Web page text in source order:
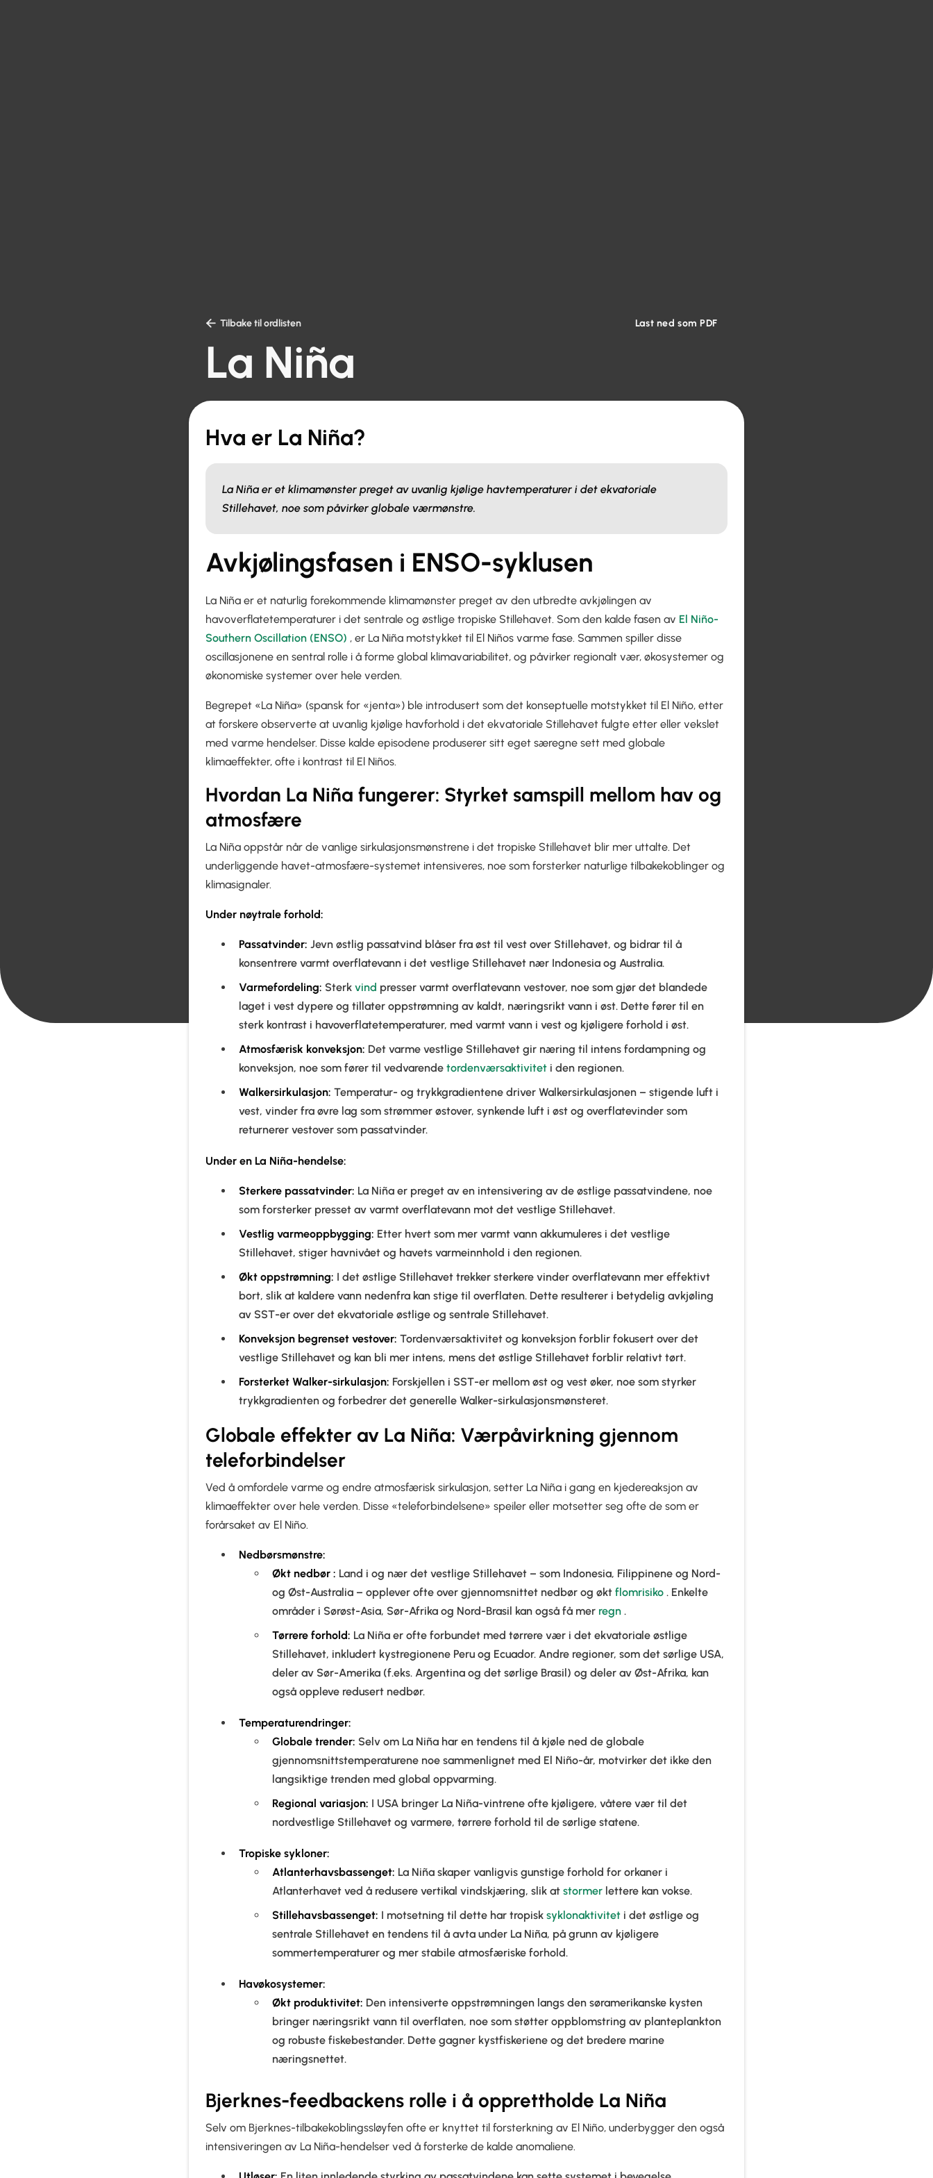
 Tilbake til ordlisten Last ned som PDF
La Niña
Hva er La Niña?
La Niña er et klimamønster preget av uvanlig kjølige havtemperaturer i det ekvatoriale
Stillehavet, noe som påvirker globale værmønstre.
Avkjølingsfasen i ENSO-syklusen
La Niña er et naturlig forekommende klimamønster preget av den utbredte avkjølingen av
havoverflatetemperaturer i det sentrale og østlige tropiske Stillehavet. Som den kalde fasen av El Niño-
Southern Oscillation (ENSO) , er La Niña motstykket til El Niños varme fase. Sammen spiller disse
oscillasjonene en sentral rolle i å forme global klimavariabilitet, og påvirker regionalt vær, økosystemer og
økonomiske systemer over hele verden.
Begrepet «La Niña» (spansk for «jenta») ble introdusert som det konseptuelle motstykket til El Niño, etter
at forskere observerte at uvanlig kjølige havforhold i det ekvatoriale Stillehavet fulgte etter eller vekslet
med varme hendelser. Disse kalde episodene produserer sitt eget særegne sett med globale
klimaeffekter, ofte i kontrast til El Niños.
Hvordan La Niña fungerer: Styrket samspill mellom hav og
atmosfære
La Niña oppstår når de vanlige sirkulasjonsmønstrene i det tropiske Stillehavet blir mer uttalte. Det
underliggende havet-atmosfære-systemet intensiveres, noe som forsterker naturlige tilbakekoblinger og
klimasignaler.
Under nøytrale forhold:
Passatvinder: Jevn østlig passatvind blåser fra øst til vest over Stillehavet, og bidrar til å
konsentrere varmt overflatevann i det vestlige Stillehavet nær Indonesia og Australia.
Varmefordeling: Sterk vind presser varmt overflatevann vestover, noe som gjør det blandede
laget i vest dypere og tillater oppstrømning av kaldt, næringsrikt vann i øst. Dette fører til en
sterk kontrast i havoverflatetemperaturer, med varmt vann i vest og kjøligere forhold i øst.
Atmosfærisk konveksjon: Det varme vestlige Stillehavet gir næring til intens fordampning og
konveksjon, noe som fører til vedvarende tordenværsaktivitet i den regionen.
Walkersirkulasjon: Temperatur- og trykkgradientene driver Walkersirkulasjonen – stigende luft i
vest, vinder fra øvre lag som strømmer østover, synkende luft i øst og overflatevinder som
returnerer vestover som passatvinder.
Under en La Niña-hendelse:
Sterkere passatvinder: La Niña er preget av en intensivering av de østlige passatvindene, noe
som forsterker presset av varmt overflatevann mot det vestlige Stillehavet.
Vestlig varmeoppbygging: Etter hvert som mer varmt vann akkumuleres i det vestlige
Stillehavet, stiger havnivået og havets varmeinnhold i den regionen.
Økt oppstrømning: I det østlige Stillehavet trekker sterkere vinder overflatevann mer effektivt
bort, slik at kaldere vann nedenfra kan stige til overflaten. Dette resulterer i betydelig avkjøling
av SST-er over det ekvatoriale østlige og sentrale Stillehavet.
Konveksjon begrenset vestover: Tordenværsaktivitet og konveksjon forblir fokusert over det
vestlige Stillehavet og kan bli mer intens, mens det østlige Stillehavet forblir relativt tørt.
Forsterket Walker-sirkulasjon: Forskjellen i SST-er mellom øst og vest øker, noe som styrker
trykkgradienten og forbedrer det generelle Walker-sirkulasjonsmønsteret.
Globale effekter av La Niña: Værpåvirkning gjennom
teleforbindelser
Ved å omfordele varme og endre atmosfærisk sirkulasjon, setter La Niña i gang en kjedereaksjon av
klimaeffekter over hele verden. Disse «teleforbindelsene» speiler eller motsetter seg ofte de som er
forårsaket av El Niño.
Nedbørsmønstre:
Økt nedbør : Land i og nær det vestlige Stillehavet – som Indonesia, Filippinene og Nord-
og Øst-Australia – opplever ofte over gjennomsnittet nedbør og økt flomrisiko . Enkelte
områder i Sørøst-Asia, Sør-Afrika og Nord-Brasil kan også få mer regn .
Tørrere forhold: La Niña er ofte forbundet med tørrere vær i det ekvatoriale østlige
Stillehavet, inkludert kystregionene Peru og Ecuador. Andre regioner, som det sørlige USA,
deler av Sør-Amerika (f.eks. Argentina og det sørlige Brasil) og deler av Øst-Afrika, kan
også oppleve redusert nedbør.
Temperaturendringer:
Globale trender: Selv om La Niña har en tendens til å kjøle ned de globale
gjennomsnittstemperaturene noe sammenlignet med El Niño-år, motvirker det ikke den
langsiktige trenden med global oppvarming.
Regional variasjon: I USA bringer La Niña-vintrene ofte kjøligere, våtere vær til det
nordvestlige Stillehavet og varmere, tørrere forhold til de sørlige statene.
Tropiske sykloner:
Atlanterhavsbassenget: La Niña skaper vanligvis gunstige forhold for orkaner i
Atlanterhavet ved å redusere vertikal vindskjæring, slik at stormer lettere kan vokse.
Stillehavsbassenget: I motsetning til dette har tropisk syklonaktivitet i det østlige og
sentrale Stillehavet en tendens til å avta under La Niña, på grunn av kjøligere
sommertemperaturer og mer stabile atmosfæriske forhold.
Havøkosystemer:
Økt produktivitet: Den intensiverte oppstrømningen langs den søramerikanske kysten
bringer næringsrikt vann til overflaten, noe som støtter oppblomstring av planteplankton
og robuste fiskebestander. Dette gagner kystfiskeriene og det bredere marine
næringsnettet.
Bjerknes-feedbackens rolle i å opprettholde La Niña
Selv om Bjerknes-tilbakekoblingssløyfen ofte er knyttet til forsterkning av El Niño, underbygger den også
intensiveringen av La Niña-hendelser ved å forsterke de kalde anomaliene.